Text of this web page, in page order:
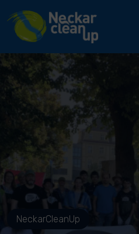
River Cleanup
NeckarCleanUp